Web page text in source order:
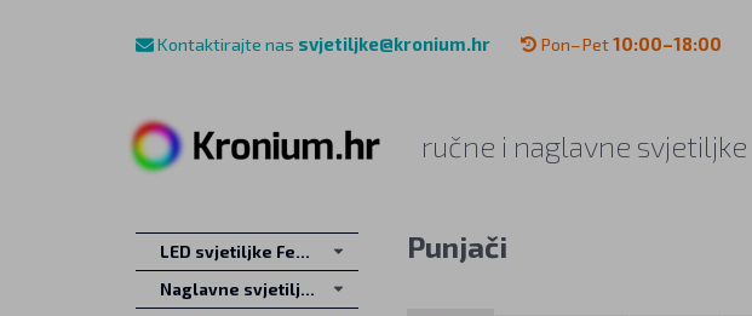
Kontaktirajte nas svjetiljke@kronium.hr Pon–Pet10:00–18:00
ručne i naglavne
Punjači
LED svjetiljke Fenix
Naglavne svjetiljke